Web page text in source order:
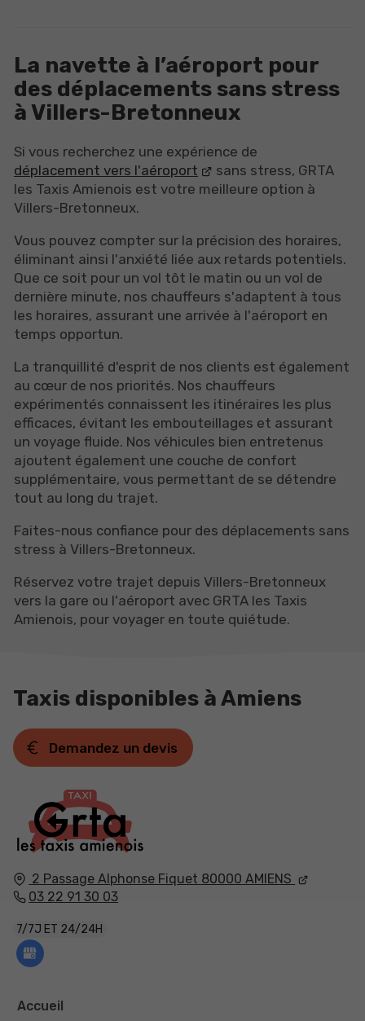
La navette à l’aéroport pour
des déplacements sans stress
à Villers-Bretonneux
Si vous recherchez une expérience de
déplacement vers l'aéroport
sans stress, GRTA
les Taxis Amienois est votre meilleure option à
Villers-Bretonneux.
Vous pouvez compter sur la précision des horaires,
éliminant ainsi l'anxiété liée aux retards potentiels.
Que ce soit pour un vol tôt le matin ou un vol de
dernière minute, nos chauffeurs s'adaptent à tous
les horaires, assurant une arrivée à l'aéroport en
temps opportun.
La tranquillité d'esprit de nos clients est également
au cœur de nos priorités. Nos chauffeurs
expérimentés connaissent les itinéraires les plus
efficaces, évitant les embouteillages et assurant
un voyage fluide. Nos véhicules bien entretenus
ajoutent également une couche de confort
supplémentaire, vous permettant de se détendre
tout au long du trajet.
Faites-nous confiance pour des déplacements sans
stress à Villers-Bretonneux.
Réservez votre trajet depuis Villers-Bretonneux
vers la gare ou l'aéroport avec GRTA les Taxis
Amienois, pour voyager en toute quiétude.
2 Passage Alphonse Fiquet 80000 AMIENS
03 22 91 30 03
7/7J ET 24/24H
Accueil
Taxis disponibles à Amiens
Demandez un devis